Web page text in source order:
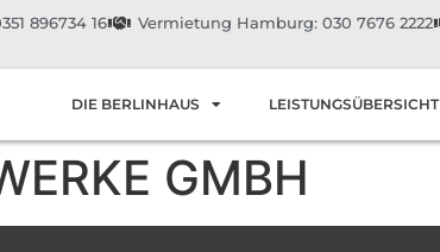
896734 16 Vermietung Hamburg: 030 7676 2222
DIE BERLINHAUS LEISTUNGSÜBERSICHT
GMBH